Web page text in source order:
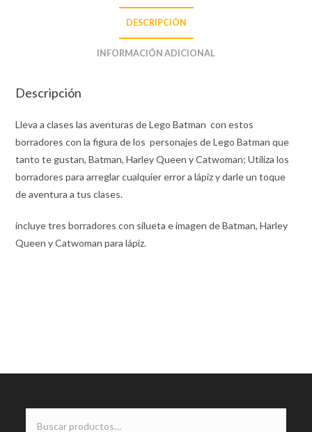
DESCRIPCIÓN
INFORMACIÓN ADICIONAL
Descripción
Lleva a clases las aventuras de Lego Batman con estos
borradores con la figura de los personajes de Lego Batman que
tanto te gustan, Batman, Harley Queen y Catwoman; Utiliza los
borradores para arreglar cualquier error a lápiz y darle un toque
de aventura a tus clases.
incluye tres borradores con silueta e imagen de Batman, Harley
Queen y Catwoman para lápiz.